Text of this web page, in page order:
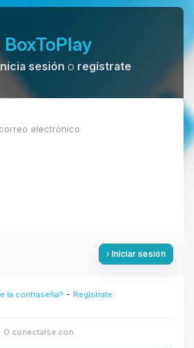
BoxToPlay
sesión o regístrate
Iniciar sesión
la contraseña? - Regístrate
O conectarse con